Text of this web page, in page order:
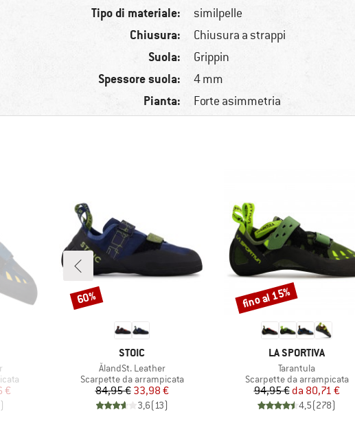
Tipo di materiale: similpelle
Chiusura: Chiusura a strappi
Suola: Grippin
Spessore suola: 4 mm
Pianta: Forte asimmetria
€
)
MARCHIO
STOIC
Articolo
ÅlandSt. Leather
Gruppo di prodotti
Scarpette da arrampicata
Prezzo
84,95 €Prezzo ridotto
33,98 €
3,6(13)
Sconto
60%
MARCHIO
LA SPORTIVA
Articolo
Tarantula
Gruppo di prodotti
Scarpette da arrampicata
Prezzo
94,95 € Prezzo ridotto
da 80,71 €
4,5(278)
Sconto
fino al 15%